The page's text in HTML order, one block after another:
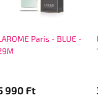
Paris - BLUE -
990 Ft